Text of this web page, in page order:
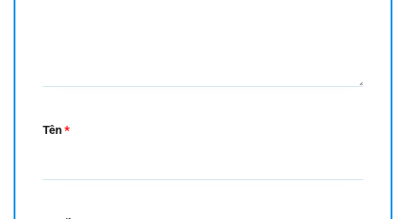
Tên *